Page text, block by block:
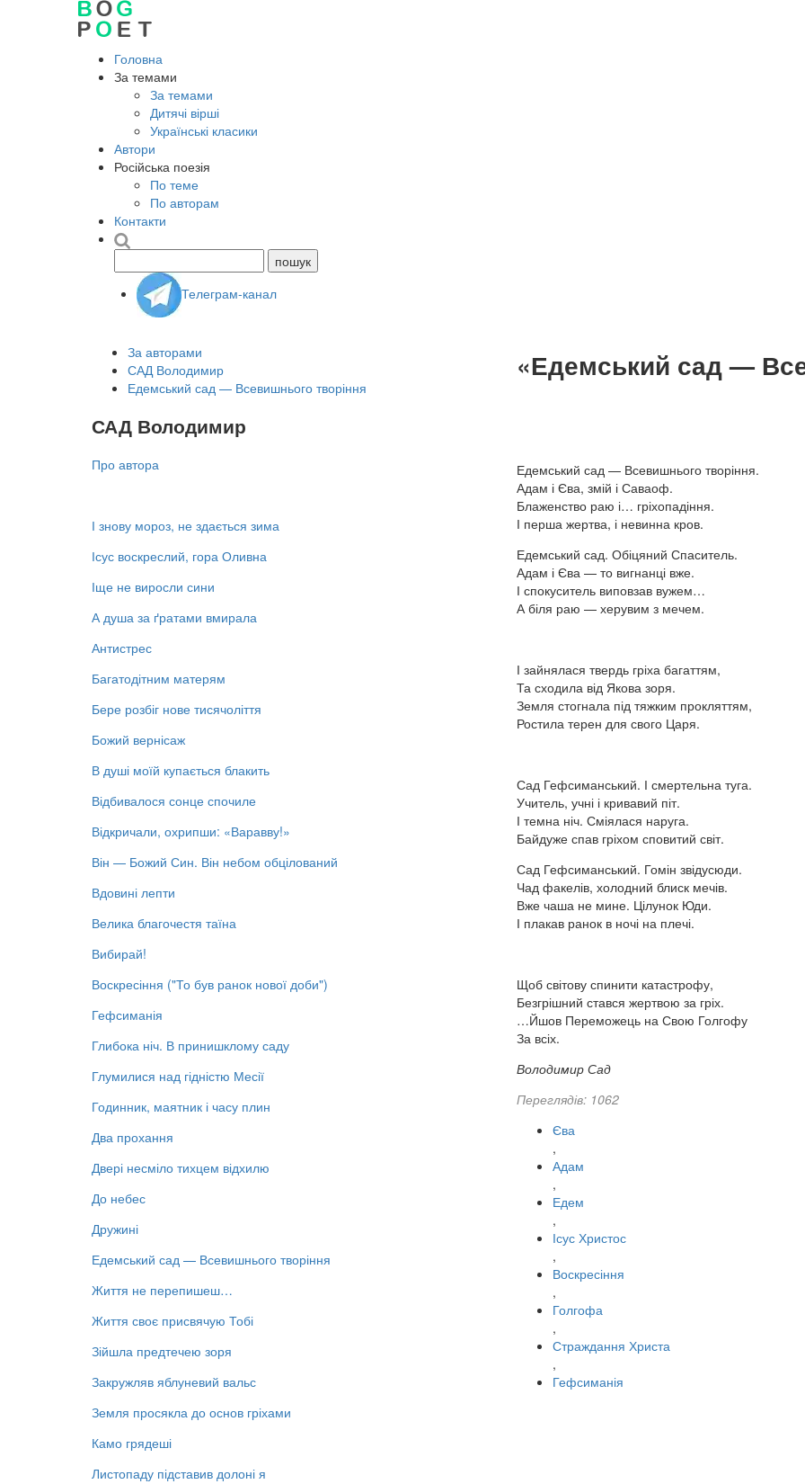
Головна
За темами
За темами
Дитячі вірші
Українські класики
Автори
Російська поезія
По теме
По авторам
Контакти
Телеграм-канал
«Едемський сад —
Едемський сад — Всевишнього творіння.
Адам і Єва, змій і Саваоф.
Блаженство раю і… гріхопадіння.
І перша жертва, і невинна кров.
Едемський сад. Обіцяний Спаситель.
Адам і Єва — то вигнанці вже.
І спокуситель виповзав вужем…
А біля раю — херувим з мечем.
І зайнялася твердь гріха багаттям,
Та сходила від Якова зоря.
Земля стогнала під тяжким прокляттям,
Ростила терен для свого Царя.
Сад Гефсиманський. І смертельна туга.
Учитель, учні і кривавий піт.
І темна ніч. Сміялася наруга.
Байдуже спав гріхом сповитий світ.
Сад Гефсиманський. Гомін звідусюди.
Чад факелів, холодний блиск мечів.
Вже чаша не мине. Цілунок Юди.
І плакав ранок в ночі на плечі.
Щоб світову спинити катастрофу,
Безгрішний стався жертвою за гріх.
…Йшов Переможець на Свою Голгофу
За всіх.
Володимир Сад
Переглядів: 1062
Єва
,
Адам
,
Едем
,
Ісус Христос
,
Воскресіння
,
Голгофа
,
Страждання Христа
,
Гефсиманія
За авторами
САД Володимир
Едемський сад — Всевишнього творіння
САД Володимир
Про автора
І знову мороз, не здається зима
Ісус воскреслий, гора Оливна
Іще не виросли сини
А душа за ґратами вмирала
Антистрес
Багатодітним матерям
Бере розбіг нове тисячоліття
Божий вернісаж
В душі моїй купається блакить
Відбивалося сонце спочиле
Відкричали, охрипши: «Варавву!»
Він — Божий Син. Він небом обцілований
Вдовині лепти
Велика благочестя таїна
Вибирай!
Воскресіння ("То був ранок нової доби")
Гефсиманія
Глибока ніч. В принишклому саду
Глумилися над гідністю Месії
Годинник, маятник і часу плин
Два прохання
Двері несміло тихцем відхилю
До небес
Дружині
Едемський сад — Всевишнього творіння
Життя не перепишеш…
Життя своє присвячую Тобі
Зійшла предтечею зоря
Закружляв яблуневий вальс
Земля просякла до основ гріхами
Камо грядеші
Листопаду підставив долоні я